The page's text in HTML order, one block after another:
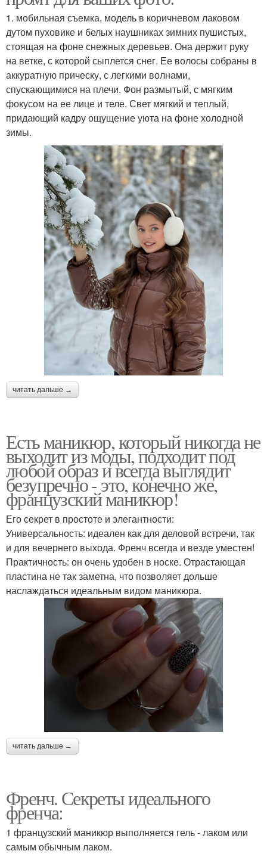
1. мобильная съемка, модель в коричневом лаковом
дутом пуховике и белых наушниках зимних пушистых,
стоящая на фоне снежных деревьев. Она держит руку
на ветке, с которой сыплется снег. Ее волосы собраны в
аккуратную прическу, с легкими волнами,
спускающимися на плечи. Фон размытый, с мягким
фокусом на ее лице и теле. Свет мягкий и теплый,
придающий кадру ощущение уюта на фоне холодной
зимы.
читать дальше →
Есть маникюр, который никогда не
выходит из моды, подходит под
любой образ и всегда выглядит
безупречно - это, конечно же,
французский маникюр!
Его секрет в простоте и элегантности:
Универсальность: идеален как для деловой встречи, так
и для вечернего выхода. Френч всегда и везде уместен!
Практичность: он очень удобен в носке. Отрастающая
пластина не так заметна, что позволяет дольше
наслаждаться идеальным видом маникюра.
читать дальше →
Френч. Секреты идеального
френча:
1 французский маникюр выполняется гель - лаком или
самым обычным лаком.